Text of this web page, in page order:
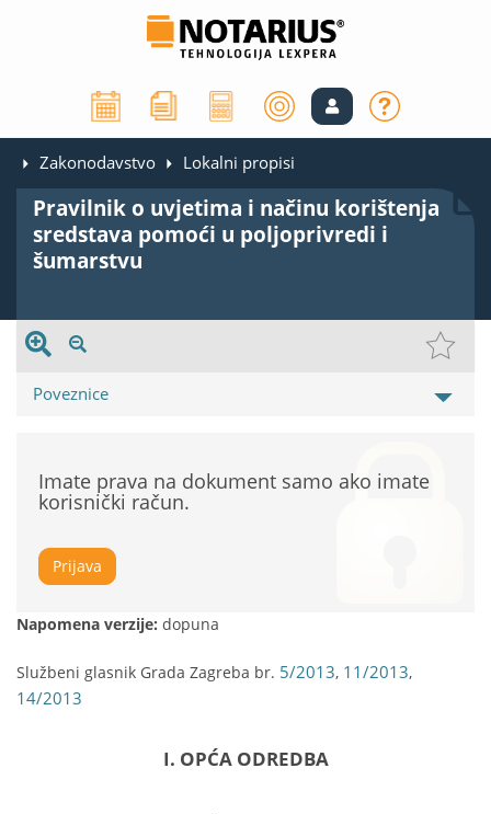
Zakonodavstvo Lokalni propisi
Pravilnik o uvjetima i načinu korištenja
sredstava pomoći u poljoprivredi i
šumarstvu
Poveznice
Imate prava na dokument samo ako imate
korisnički račun.
Prijava
Napomena verzije: dopuna
Službeni glasnik Grada Zagreba br. 5/2013, 11/2013,
14/2013
I. OPĆA ODREDBA